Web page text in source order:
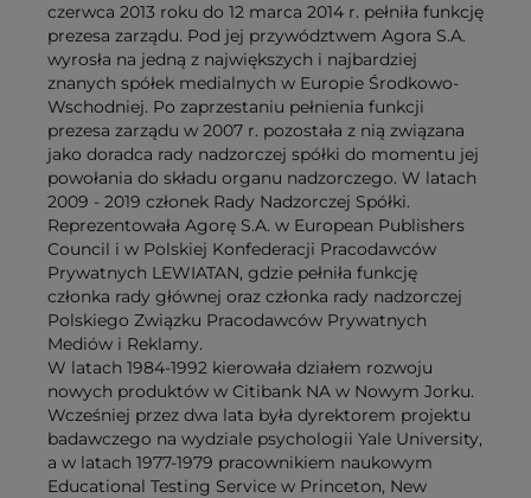
czerwca 2013 roku do 12 marca 2014 r. pełniła funkcję
prezesa zarządu. Pod jej przywództwem Agora S.A.
wyrosła na jedną z największych i najbardziej
znanych spółek medialnych w Europie Środkowo-
Wschodniej. Po zaprzestaniu pełnienia funkcji
prezesa zarządu w 2007 r. pozostała z nią związana
jako doradca rady nadzorczej spółki do momentu jej
powołania do składu organu nadzorczego. W latach
2009 - 2019 członek Rady Nadzorczej Spółki.
Reprezentowała Agorę S.A. w European Publishers
Council i w Polskiej Konfederacji Pracodawców
Prywatnych LEWIATAN, gdzie pełniła funkcję
członka rady głównej oraz członka rady nadzorczej
Polskiego Związku Pracodawców Prywatnych
Mediów i Reklamy.
W latach 1984-1992 kierowała działem rozwoju
nowych produktów w Citibank NA w Nowym Jorku.
Wcześniej przez dwa lata była dyrektorem projektu
badawczego na wydziale psychologii Yale University,
a w latach 1977-1979 pracownikiem naukowym
Educational Testing Service w Princeton, New